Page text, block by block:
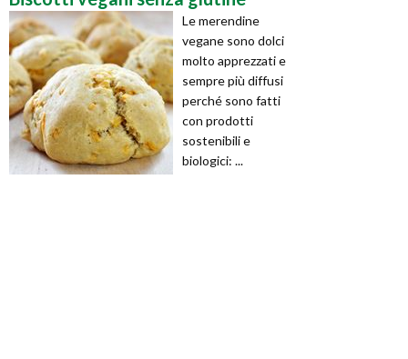
Le merendine
vegane sono dolci
molto apprezzati e
sempre più diffusi
perché sono fatti
con prodotti
sostenibili e
biologici: ...